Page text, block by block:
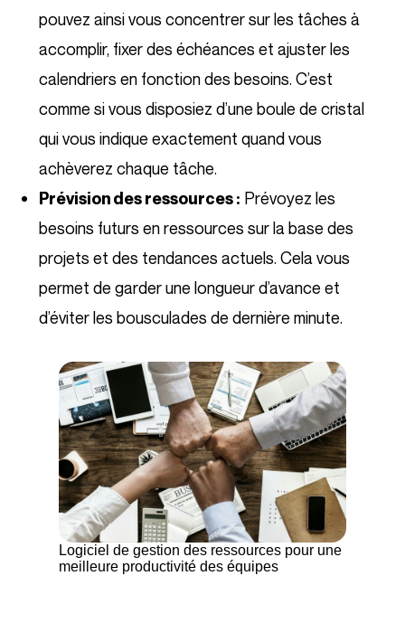
pouvez ainsi vous concentrer sur les tâches à
accomplir, fixer des échéances et ajuster les
calendriers en fonction des besoins. C’est
comme si vous disposiez d’une boule de cristal
qui vous indique exactement quand vous
achèverez chaque tâche.
Prévision des ressources : Prévoyez les
besoins futurs en ressources sur la base des
projets et des tendances actuels. Cela vous
permet de garder une longueur d’avance et
d’éviter les bousculades de dernière minute.
Logiciel de gestion des ressources pour une
meilleure productivité des équipes